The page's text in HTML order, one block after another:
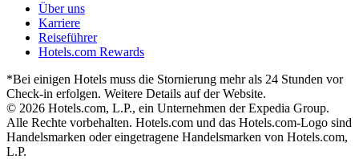
Über uns
Karriere
Reiseführer
Hotels.com Rewards
*Bei einigen Hotels muss die Stornierung mehr als 24 Stunden vor
Check-in erfolgen. Weitere Details auf der Website.
© 2026 Hotels.com, L.P., ein Unternehmen der Expedia Group.
Alle Rechte vorbehalten. Hotels.com und das Hotels.com-Logo sind
Handelsmarken oder eingetragene Handelsmarken von Hotels.com,
L.P.